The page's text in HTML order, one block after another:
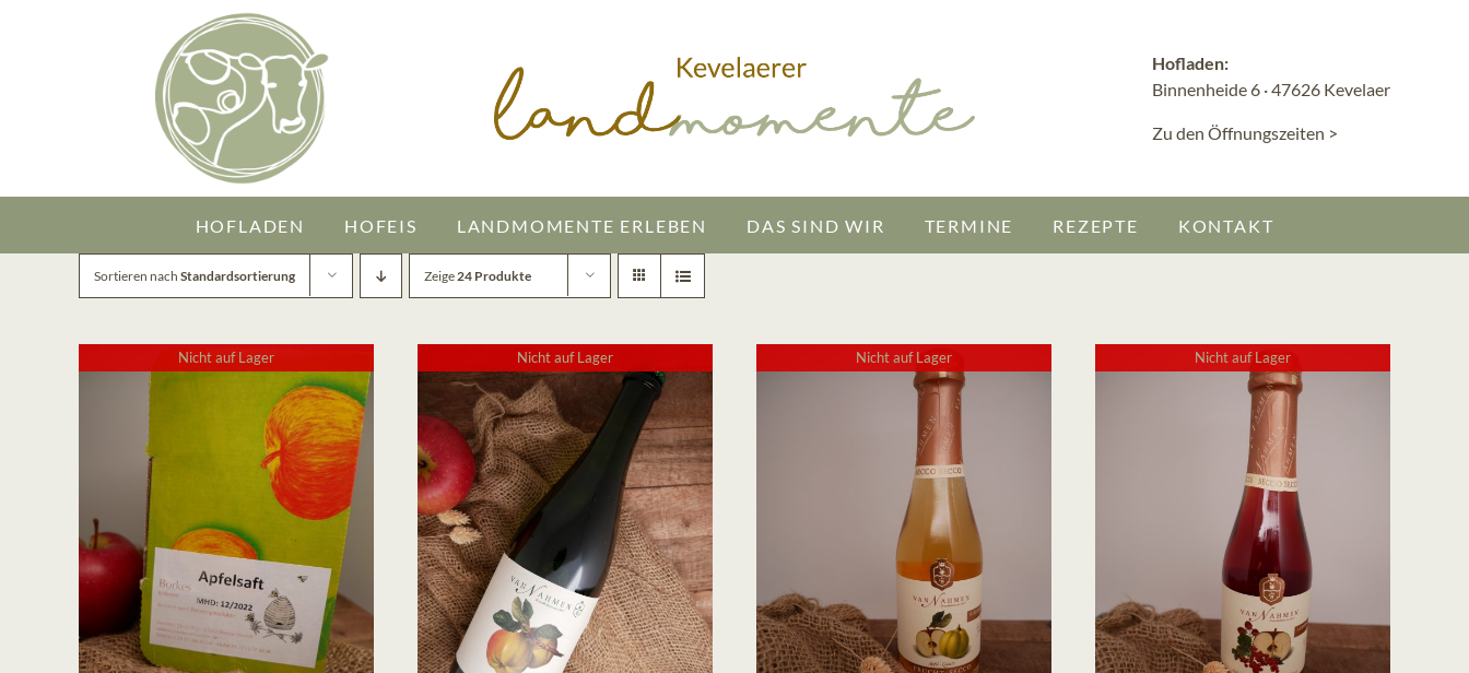
Hofladen:
Binnenheide 6 · 47626 Kevelaer
Zu den Öffnungszeiten >
HOFLADEN HOFEIS LANDMOMENTE ERLEBEN DAS SIND WIR TERMINE REZEPTE KONTAKT
Sortieren nach Standardsortierung Zeige24 Produkte
Nicht auf Lager Nicht auf Lager Nicht auf Lager Nicht auf Lager